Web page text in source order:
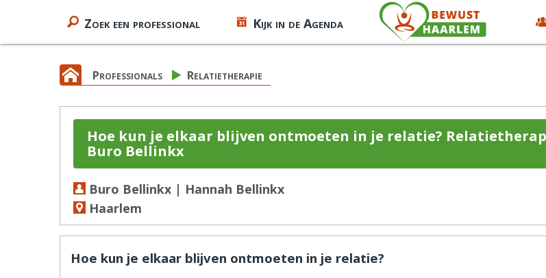
Zoek een professional Kijk in de Agenda
Professionals Relatietherapie
Hoe kun je elkaar blijven ontmoeten in je relatie?
Buro Bellinkx
Buro Bellinkx | Hannah Bellinkx
Haarlem
Hoe kun je elkaar blijven ontmoeten in je relatie?